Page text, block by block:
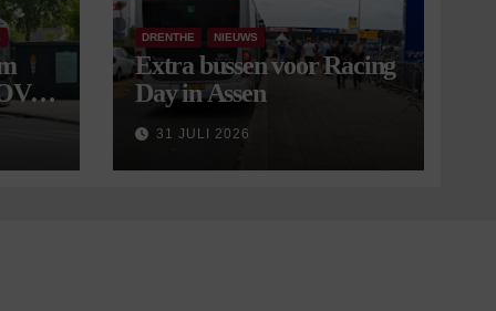
DRENTHE NIEUWS
Extra bussen voor Racing
Day in Assen
31 JULI 2026